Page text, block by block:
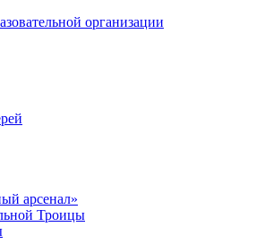
организации
арсенал»
Троицы